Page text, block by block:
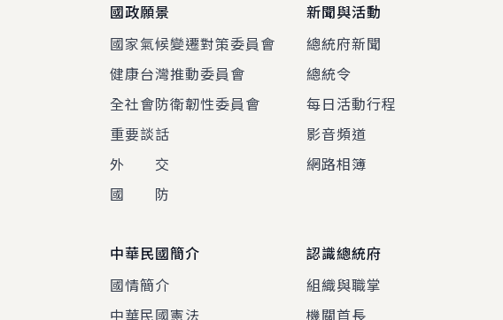
國政願景
國家氣候變遷對策委員會
健康台灣推動委員會
全社會防衛韌性委員會
重要談話
外 交
國 防
新聞與活動
總統府新聞
總統令
每日活動行程
影音頻道
網路相簿
中華民國簡介
國情簡介
中華民國憲法
認識總統府
組織與職掌
機關首長